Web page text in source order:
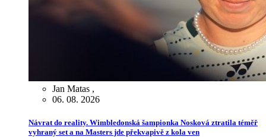
Jan Matas ,
06. 08. 2026
Návrat do reality. Wimbledonská šampionka Nosková ztratila téměř
vyhraný set a na Masters jde překvapivě z kola ven